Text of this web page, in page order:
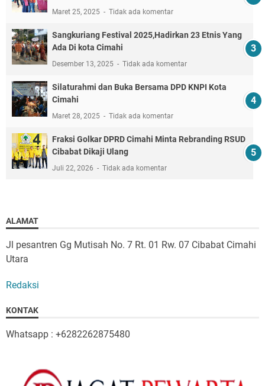
Maret 25, 2025 Tidak ada komentar
Sangkuriang Festival 2025,Hadirkan 23 Etnis Yang
Ada Di kota Cimahi
Desember 13, 2025 Tidak ada komentar
Silaturahmi dan Buka Bersama DPD KNPI Kota
Cimahi
Maret 28, 2025 Tidak ada komentar
Fraksi Golkar DPRD Cimahi Minta Rebranding RSUD
Cibabat Dikaji Ulang
Juli 22, 2026 Tidak ada komentar
ALAMAT
Jl pesantren Gg Mutisah No. 7 Rt. 01 Rw. 07 Cibabat Cimahi
Utara
Redaksi
KONTAK
Whatsapp : +6282262875480